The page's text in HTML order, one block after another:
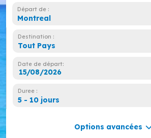
Départ de :
Montreal
Destination :
Tout Pays
Date de départ:
Duree :
5 - 10 jours
Options avancées